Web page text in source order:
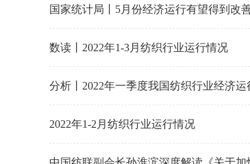
国家统计局丨5月份经济运行有望得到改
数读丨2022年1-3月纺织行业运行情况
分析丨2022年一季度我国纺织行业经济运
2022年1-2月纺织行业运行情况